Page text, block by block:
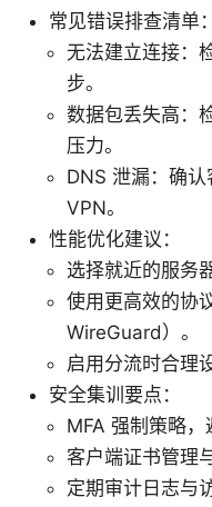
常见错误排查清单：
无法建立连接：
步。
数据包丢失高：
压力。
DNS 泄漏：确
VPN。
性能优化建议：
选择就近的服务
使用更高效的协
WireGuard）。
启用分流时合理
安全集训要点：
MFA 强制策略，
客户端证书管理
定期审计日志与